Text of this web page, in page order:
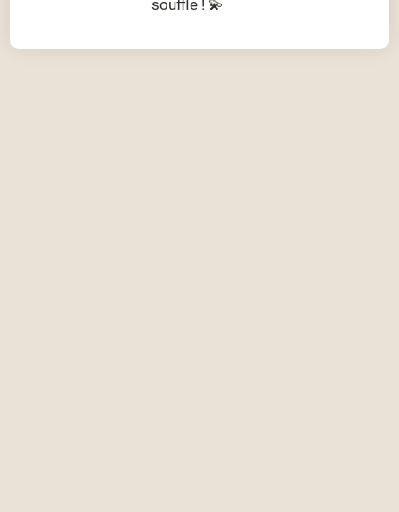
souffle ! 💫